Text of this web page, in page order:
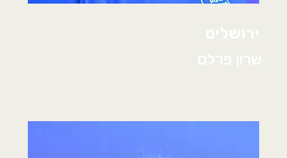
שרון פרלס